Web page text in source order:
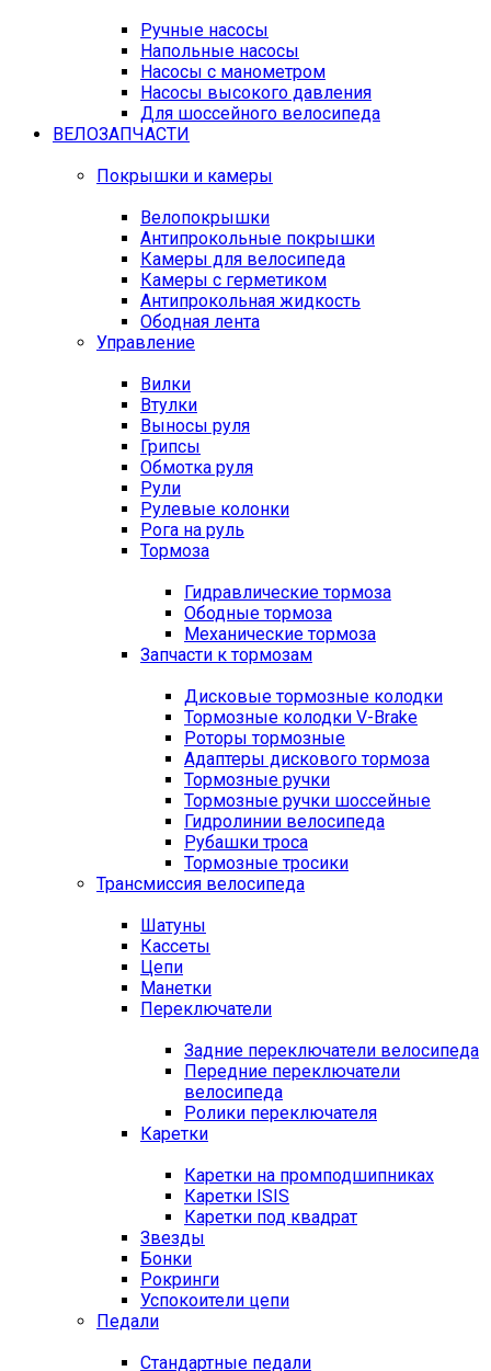
Ручные насосы
Напольные насосы
Насосы с манометром
Насосы высокого давления
Для шоссейного велосипеда
ВЕЛОЗАПЧАСТИ
Покрышки и камеры
Велопокрышки
Антипрокольные покрышки
Камеры для велосипеда
Камеры с герметиком
Антипрокольная жидкость
Ободная лента
Управление
Вилки
Втулки
Выносы руля
Грипсы
Обмотка руля
Рули
Рулевые колонки
Рога на руль
Тормоза
Гидравлические тормоза
Ободные тормоза
Механические тормоза
Запчасти к тормозам
Дисковые тормозные колодки
Тормозные колодки V-Brake
Роторы тормозные
Адаптеры дискового тормоза
Тормозные ручки
Тормозные ручки шоссейные
Гидролинии велосипеда
Рубашки троса
Тормозные тросики
Трансмиссия велосипеда
Шатуны
Кассеты
Цепи
Манетки
Переключатели
Задние переключатели велосипеда
Передние переключатели
велосипеда
Ролики переключателя
Каретки
Каретки на промподшипниках
Каретки ISIS
Каретки под квадрат
Звезды
Бонки
Рокринги
Успокоители цепи
Педали
Стандартные педали